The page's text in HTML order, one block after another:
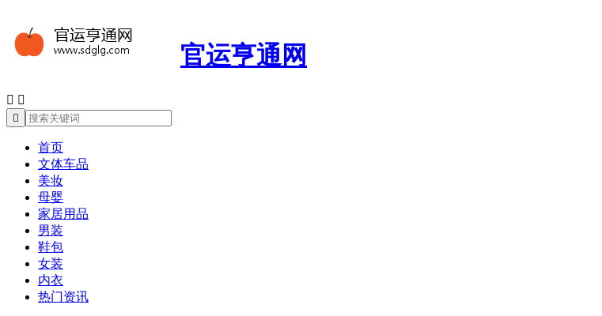
官运亨通网
 

首页
文体车品
美妆
母婴
家居用品
男装
鞋包
女装
内衣
热门资讯